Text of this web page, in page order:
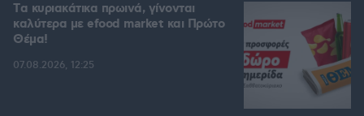
Tα κυριακάτικα πρωινά, γίνονται
καλύτερα με efood market και Πρώτο
Θέμα!
07.08.2026, 12:25